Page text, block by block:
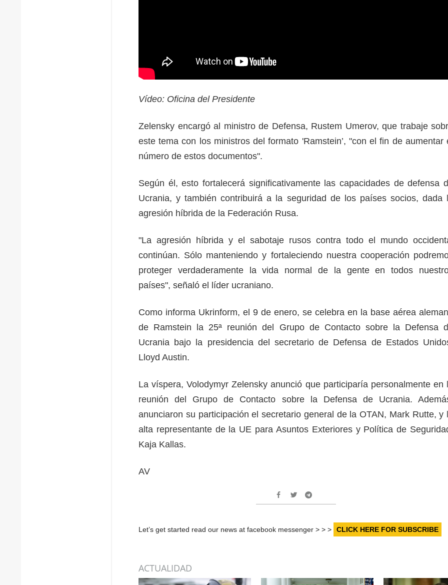
Vídeo: Oficina del Presidente
Zelensky encargó al ministro de Defensa, Rustem Umerov, que trabaje
este tema con los ministros del formato 'Ramstein’, "con el fin de aumentar
número de estos documentos".
Según él, esto fortalecerá significativamente las capacidades de defensa
Ucrania, y también contribuirá a la seguridad de los países socios, dada
agresión híbrida de la Federación Rusa.
"La agresión híbrida y el sabotaje rusos contra todo el mundo
continúan. Sólo manteniendo y fortaleciendo nuestra cooperación
proteger verdaderamente la vida normal de la gente en todos
países", señaló el líder ucraniano.
Como informa Ukrinform, el 9 de enero, se celebra en la base aérea
de Ramstein la 25ª reunión del Grupo de Contacto sobre la Defensa
Ucrania bajo la presidencia del secretario de Defensa de Estados
Lloyd Austin.
La víspera, Volodymyr Zelensky anunció que participaría personalmente en
reunión del Grupo de Contacto sobre la Defensa de Ucrania.
anunciaron su participación el secretario general de la OTAN, Mark Rutte, y
alta representante de la UE para Asuntos Exteriores y Política de
Kaja Kallas.
AV
Let’s get started read our news at facebook messenger > > > CLICK HERE FOR SUBSCRIBE
ACTUALIDAD